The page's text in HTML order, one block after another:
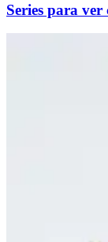
Series para ver